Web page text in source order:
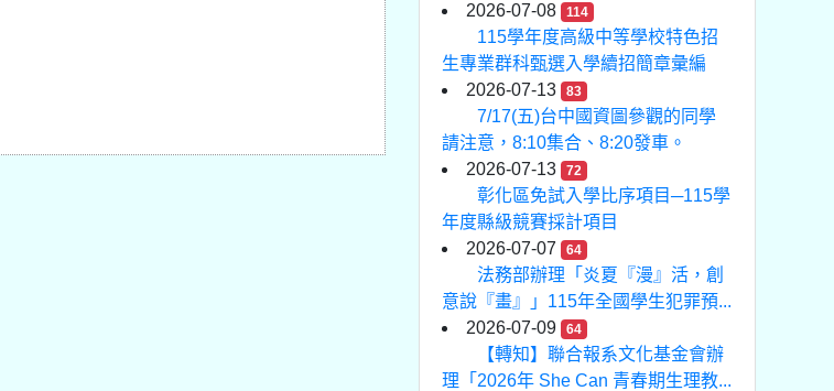
2026-07-08
114
115學年度高級中等學校特色招
生專業群科甄選入學續招簡章彙編
2026-07-13
83
7/17(五)台中國資圖參觀的同學
請注意，8:10集合、8:20發車。
2026-07-13
72
彰化區免試入學比序項目─115學
年度縣級競賽採計項目
2026-07-07
64
法務部辦理「炎夏『漫』活，創
意說『畫』」115年全國學生犯罪預...
2026-07-09
64
【轉知】聯合報系文化基金會辦
理「2026年 She Can 青春期生理教...